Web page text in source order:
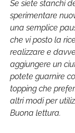
Se siete stanchi
sperimentare
una semplice
che vi posto la
realizzare e
aggiungere un
potete guarnire
topping che
altri modi per
Buona lettura.